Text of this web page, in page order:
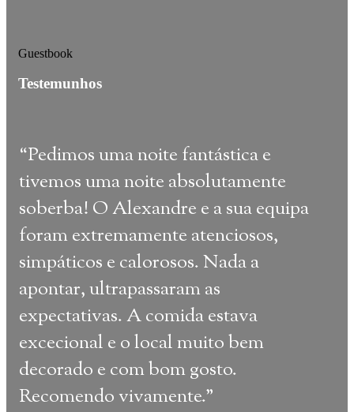
Guestbook
Testemunhos
“Pedimos uma noite fantástica e
tivemos uma noite absolutamente
soberba! O Alexandre e a sua equipa
foram extremamente atenciosos,
simpáticos e calorosos. Nada a
apontar, ultrapassaram as
expectativas. A comida estava
excecional e o local muito bem
decorado e com bom gosto.
Recomendo vivamente."